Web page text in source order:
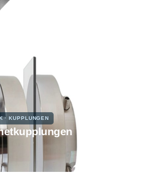
· KUPPLUNGEN